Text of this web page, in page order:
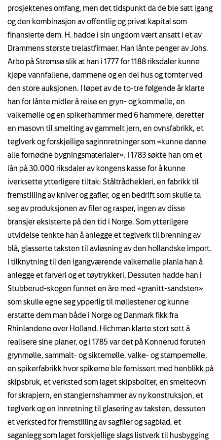
prosjektenes omfang, men det tidspunkt da de ble satt igang
og den kombinasjon av offentlig og privat kapital som
finansierte dem. H. hadde i sin ungdom vært ansatt i et av
Drammens største trelastfirmaer. Han lånte penger av Johs.
Arbo på Strømsø slik at han i 1777 for 1188 riksdaler kunne
kjøpe vannfallene, dammene og en del hus og tomter ved
den store auksjonen. I løpet av de to-tre følgende år klarte
han for lånte midler å reise en gryn- og kornmølle, en
valkemølle og en spikerhammer med 6 hammere, deretter
en masovn til smelting av gammelt jern, en ovnsfabrikk, et
teglverk og forskjellige saginnretninger som «kunne danne
alle fornødne bygningsmaterialer». I 1783 søkte han om et
lån på 30.000 riksdaler av kongens kasse for å kunne
iverksette ytterligere tiltak: Ståltrådhekleri, en fabrikk til
fremstilling av kniver og gafler, og en bedrift som skulle ta
seg av produksjonen av filer og rasper, ingen av disse
bransjer eksisterte på den tid i Norge. Som ytterligere
utvidelse tenkte han å anlegge et teglverk til brenning av
blå, glasserte taksten til avløsning av den hollandske import.
I tilknytning til den igangværende valkemølle planla han å
anlegge et farveri og et tøytrykkeri. Dessuten hadde han i
Stubberud-skogen funnet en åre med «granitt-sandsten»
som skulle egne seg ypperlig til møllestener og kunne
erstatte dem man både i Norge og Danmark fikk fra
Rhinlandene over Holland. Hichman klarte stort sett å
realisere sine planer, og i 1785 var det på Konnerud foruten
grynmølle, sammalt- og siktemølle, valke- og stampemølle,
en spikerfabrikk hvor spikerne ble fernissert med henblikk på
skipsbruk, et verksted som laget skipsbolter, en smelteovn
for skrapjern, en stangjernshammer av ny konstruksjon, et
teglverk og en innretning til glasering av taksten, dessuten
et verksted for fremstilling av sagfiler og sagblad, et
saganlegg som laget forskjellige slags listverk til husbygging